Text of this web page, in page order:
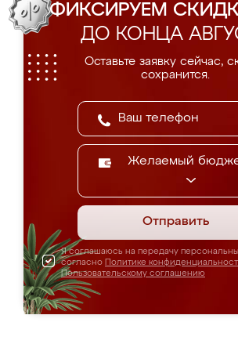
ФИКСИРУЕМ
ДО КОНЦА
Оставьте заявку сейчас,
сохранится.
Желаемый
Отправить
Я соглашаюсь на передачу
согласно Политике
Пользовательскому соглашению